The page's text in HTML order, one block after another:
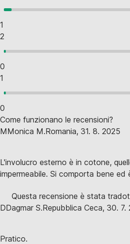
1
2
0
1
0
Come funzionano le recensioni?
MMonica M.Romania, 31. 8. 2025
L'involucro esterno è in cotone,
impermeabile. Si comporta bene ed
Questa recensione è stata
DDagmar S.Repubblica Ceca, 30. 7.
Pratico.